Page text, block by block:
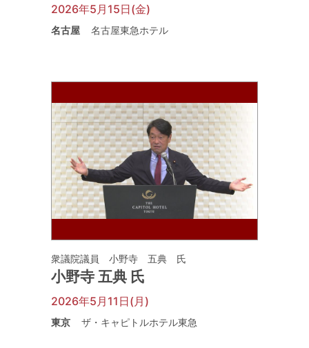
2026年5月15日(金)
名古屋 名古屋東急ホテル
衆議院議員 小野寺 五典 氏
小野寺 五典 氏
2026年5月11日(月)
東京 ザ・キャピトルホテル東急